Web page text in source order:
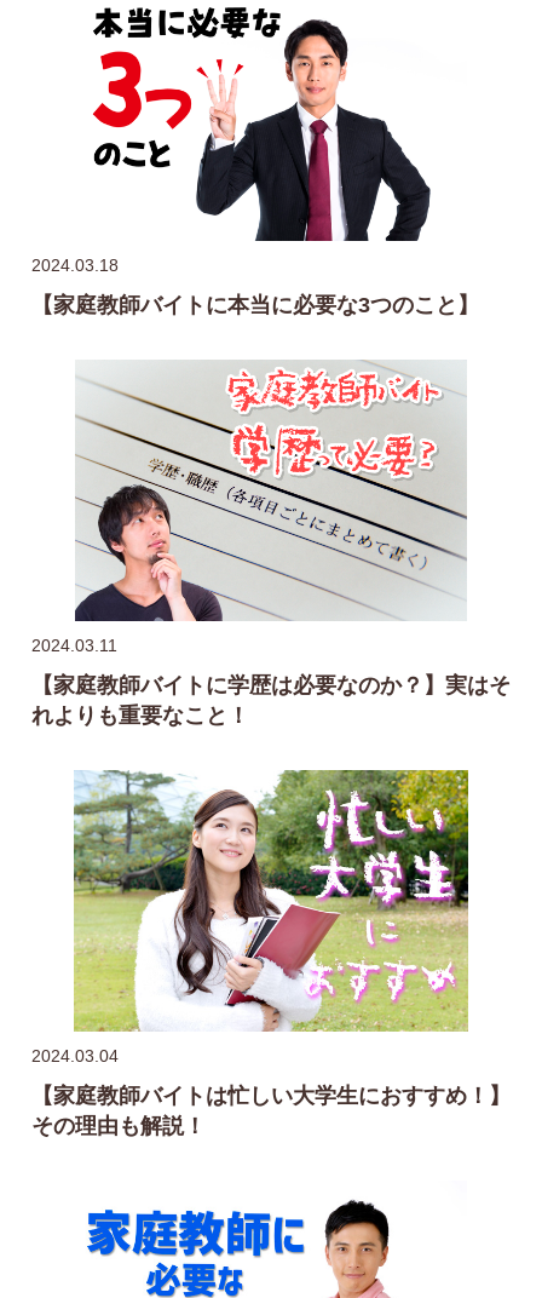
2024.03.18
【家庭教師バイトに本当に必要な3つのこと】
2024.03.11
【家庭教師バイトに学歴は必要なのか？】実はそ
れよりも重要なこと！
2024.03.04
【家庭教師バイトは忙しい大学生におすすめ！】
その理由も解説！